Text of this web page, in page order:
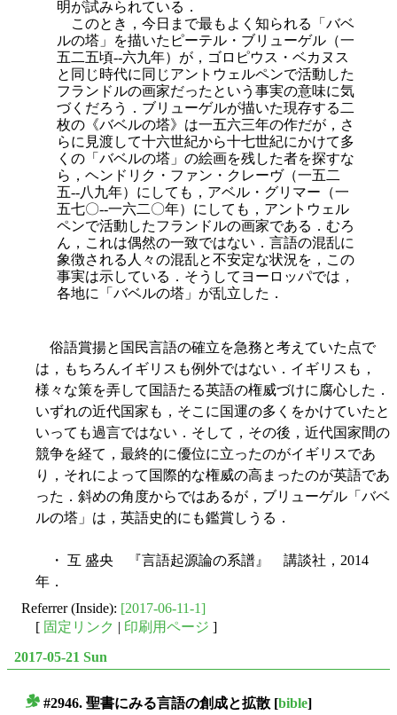
明が試みられている．
このとき，今日まで最もよく知られる「バベ
ルの塔」を描いたピーテル・ブリューゲル（一
五二五頃--六九年）が，ゴロピウス・ベカヌス
と同じ時代に同じアントウェルペンで活動した
フランドルの画家だったという事実の意味に気
づくだろう．ブリューゲルが描いた現存する二
枚の《バベルの塔》は一五六三年の作だが，さ
らに見渡して十六世紀から十七世紀にかけて多
くの「バベルの塔」の絵画を残した者を探すな
ら，ヘンドリク・ファン・クレーヴ（一五二
五--八九年）にしても，アベル・グリマー（一
五七〇--一六二〇年）にしても，アントウェル
ペンで活動したフランドルの画家である．むろ
ん，これは偶然の一致ではない．言語の混乱に
象徴される人々の混乱と不安定な状況を，この
事実は示している．そうしてヨーロッパでは，
各地に「バベルの塔」が乱立した．
俗語賞揚と国民言語の確立を急務と考えていた点で
は，もちろんイギリスも例外ではない．イギリスも，
様々な策を弄して国語たる英語の権威づけに腐心した．
いずれの近代国家も，そこに国運の多くをかけていたと
いっても過言ではない．そして，その後，近代国家間の
競争を経て，最終的に優位に立ったのがイギリスであ
り，それによって国際的な権威の高まったのが英語であ
った．斜めの角度からではあるが，ブリューゲル「バベ
ルの塔」は，英語史的にも鑑賞しうる．
・ 互 盛央 『言語起源論の系譜』 講談社，2014
年．
Referrer (Inside): [2017-06-11-1]
[ 固定リンク | 印刷用ページ ]
2017-05-21 Sun
#2946. 聖書にみる言語の創成と拡散 [bible]